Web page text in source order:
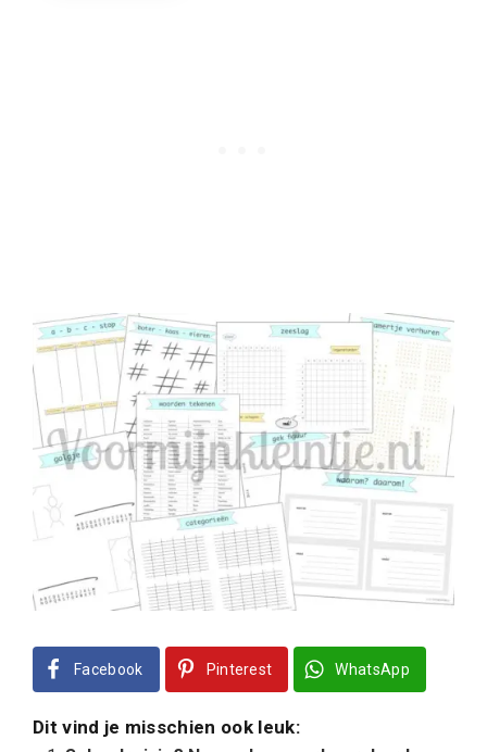
Facebook Pinterest WhatsApp
Dit vind je misschien ook leuk: